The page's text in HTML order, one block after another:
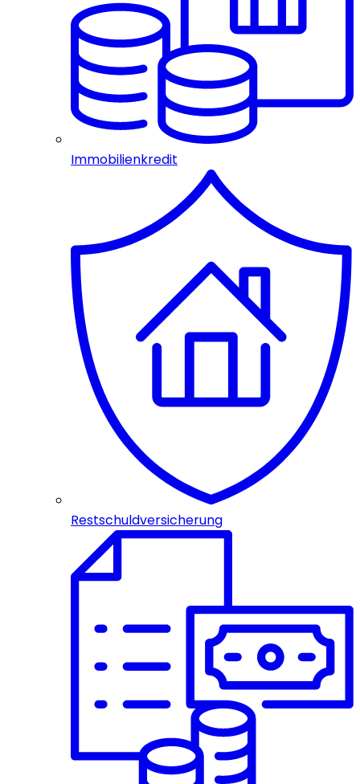
Immobilienkredit
Restschuldversicherung